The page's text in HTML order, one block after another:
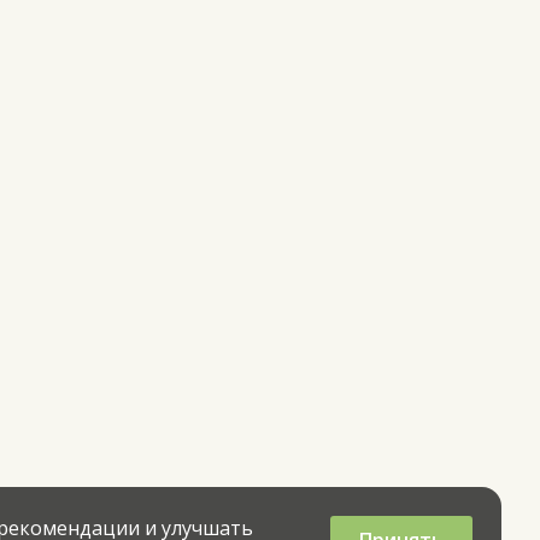
и улучшать